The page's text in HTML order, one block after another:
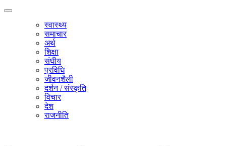
स्वास्थ्य
समाचार
अर्थ
शिक्षा
संघीय
प्रविधि
जीवनशैली
दर्शन / संस्कृति
विचार
देश
राजनीति